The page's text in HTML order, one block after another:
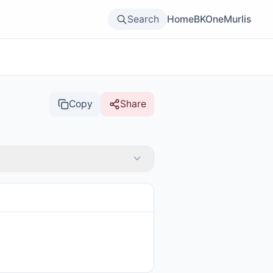
Search HomeBKOneMurlis
Copy Share